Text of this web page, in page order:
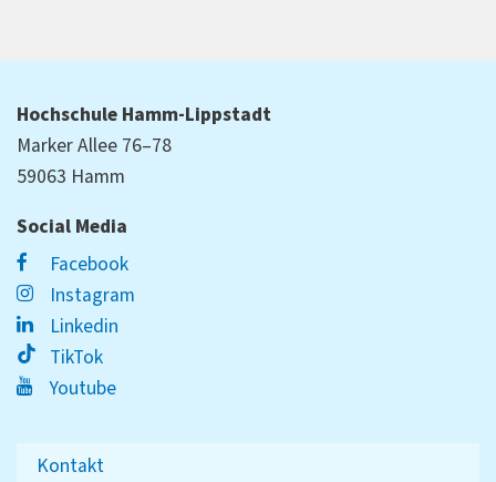
Hochschule Hamm-Lippstadt
Marker Allee 76–78
59063 Hamm
Social Media
Facebook
Instagram
Linkedin
TikTok
Youtube
Kontakt